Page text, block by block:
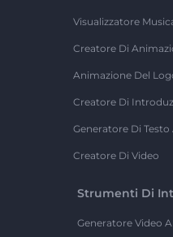
Visualizzatore
Creatore Di
Animazione Del
Creatore Di
Generatore Di
Creatore Di Video
Strumenti Di
Generatore Video